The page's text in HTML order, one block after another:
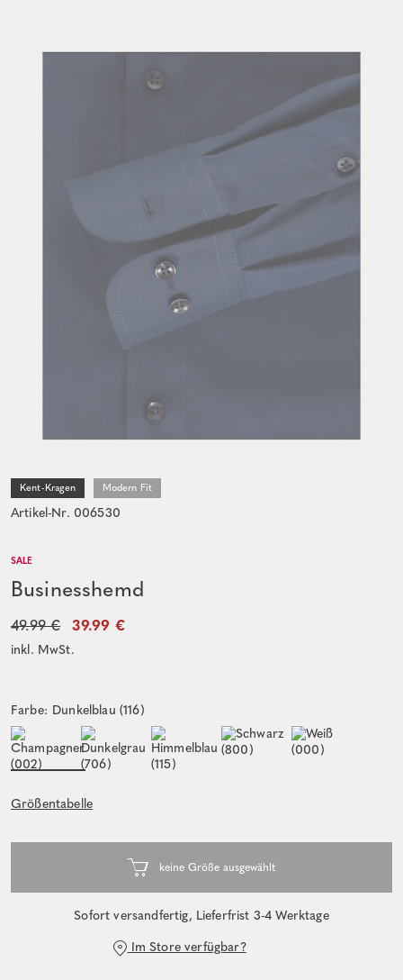
Kent-Kragen Modern Fit
Artikel-Nr. 006530
SALE
Businesshemd
49.99 € 39.99 €
inkl. MwSt.
Farbe: Dunkelblau (116)
Größentabelle
Sofort versandfertig, Lieferfrist 3-4 Werktage
Im Store verfügbar?